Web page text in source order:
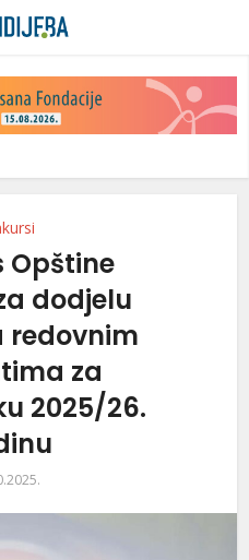
Opštine
dodjelu
redovnim
za
2025/26.